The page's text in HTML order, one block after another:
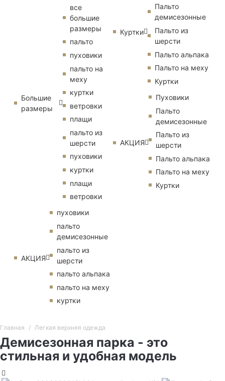
Большие
размеры
все
большие
размеры
пальто
пуховики
пальто на
меху
куртки
ветровки
плащи
пальто из
шерсти
пуховики
куртки
плащи
ветровки
АКЦИЯ
пуховики
пальто
демисезонные
пальто из
шерсти
пальто альпака
пальто на меху
куртки
Куртки
Пальто
демисезонные
Пальто из
шерсти
Пальто альпака
Пальто на меху
Куртки
АКЦИЯ
Пуховики
Пальто
демисезонные
Пальто из
шерсти
Пальто альпака
Пальто на меху
Куртки
Главная Легкая верхняя одежда
Демисезонная парка - это
стильная и удобная модель